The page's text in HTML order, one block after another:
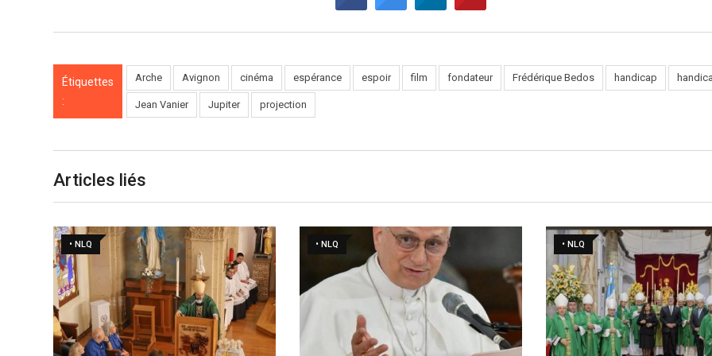
Étiquettes
:
Arche Avignon cinéma espérance espoir film fondateur Frédérique Bedos handicap
Jean Vanier Jupiter projection
Articles liés
• NLQ • NLQ • NLQ